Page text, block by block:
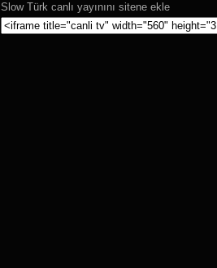
Slow Türk canlı yayınını sitene ekle